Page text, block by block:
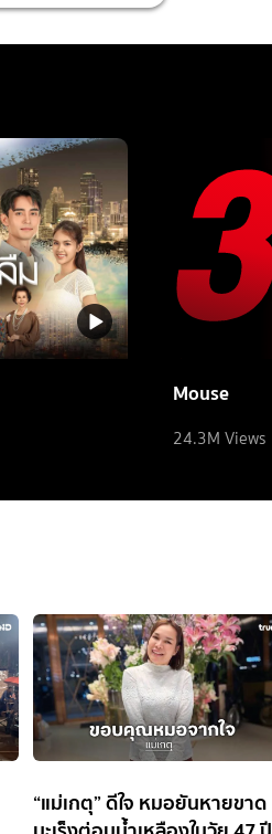
Mouse
24.3M Views
“แม่เกตุ” ดีใจ หมอยันหายขาด